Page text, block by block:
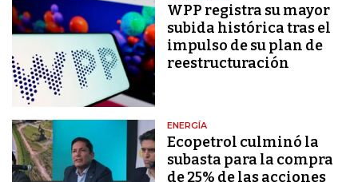
WPP registra su mayor
subida histórica tras el
impulso de su plan de
reestructuración
ENERGÍA
Ecopetrol culminó la
subasta para la compra
de 25% de las acciones